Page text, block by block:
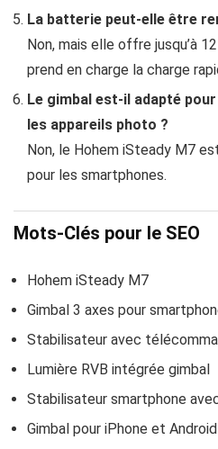
La batterie peut-elle être
Non, mais elle offre jusqu’à
prend en charge la charge
Le gimbal est-il adapté
les appareils photo ?
Non, le Hohem iSteady M7
pour les smartphones.
Mots-Clés pour le SEO
Hohem iSteady M7
Gimbal 3 axes pour
Stabilisateur avec
Lumière RVB intégrée gimbal
Stabilisateur smartphone
Gimbal pour iPhone et Android